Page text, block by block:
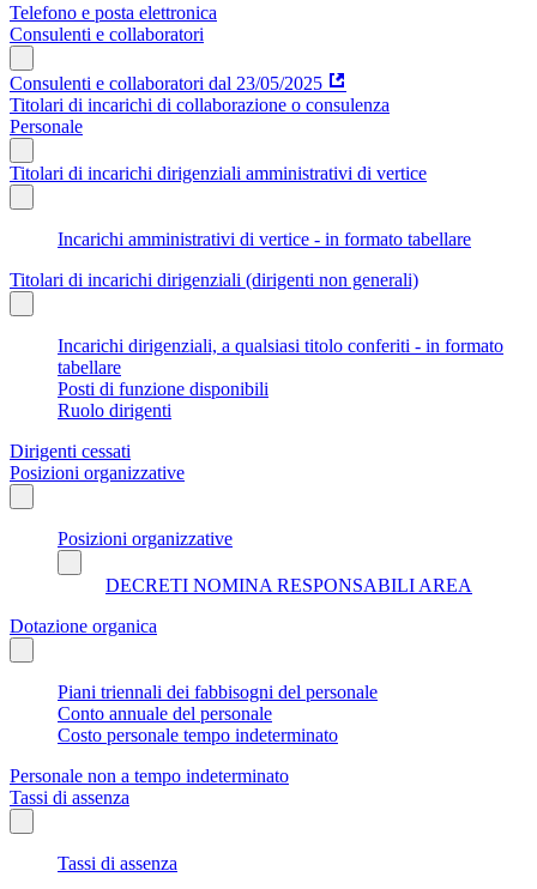
Telefono e posta elettronica
Consulenti e collaboratori
Consulenti e collaboratori dal 23/05/2025
Titolari di incarichi di collaborazione o consulenza
Personale
Titolari di incarichi dirigenziali amministrativi di vertice
Incarichi amministrativi di vertice - in formato tabellare
Titolari di incarichi dirigenziali (dirigenti non generali)
Incarichi dirigenziali, a qualsiasi titolo conferiti - in formato
tabellare
Posti di funzione disponibili
Ruolo dirigenti
Dirigenti cessati
Posizioni organizzative
Posizioni organizzative
DECRETI NOMINA RESPONSABILI AREA
Dotazione organica
Piani triennali dei fabbisogni del personale
Conto annuale del personale
Costo personale tempo indeterminato
Personale non a tempo indeterminato
Tassi di assenza
Tassi di assenza